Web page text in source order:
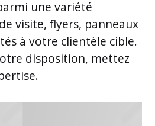
une variété
visite, flyers, panneaux
à votre clientèle cible.
disposition, mettez